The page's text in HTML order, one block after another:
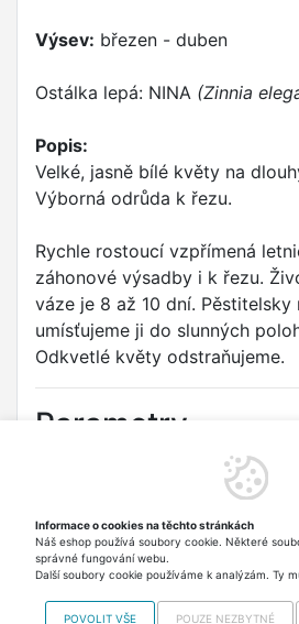
Výsev: březen - duben
Ostálka lepá: NINA (Zinnia
Popis:
Velké, jasně bílé květy na
Výborná odrůda k řezu.
Rychle rostoucí vzpřímená
záhonové výsadby i k řezu.
váze je 8 až 10 dní. Pěstitelsky
umísťujeme ji do slunných
Odkvetlé květy odstraňujeme.
Parametry
Typ:Květiny letničky
Informace o cookies na těchto stránkách
Náš eshop používá soubory cookie. Některé
správné fungování webu.
Další soubory cookie používáme k analýzám. Ty
POVOLIT VŠE POUZE NEZBYTNÉ